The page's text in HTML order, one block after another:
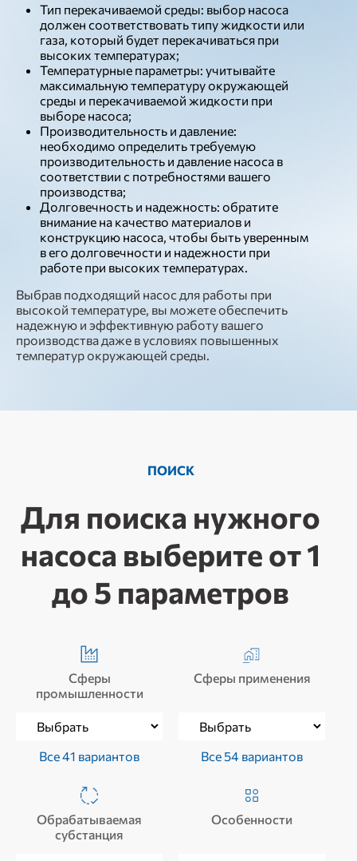
Тип перекачиваемой среды: выбор насоса
должен соответствовать типу жидкости или
газа, который будет перекачиваться при
высоких температурах;
Температурные параметры: учитывайте
максимальную температуру окружающей
среды и перекачиваемой жидкости при
выборе насоса;
Производительность и давление:
необходимо определить требуемую
производительность и давление насоса в
соответствии с потребностями вашего
производства;
Долговечность и надежность: обратите
внимание на качество материалов и
конструкцию насоса, чтобы быть уверенным
в его долговечности и надежности при
работе при высоких температурах.
Выбрав подходящий насос для работы при
высокой температуре, вы можете обеспечить
надежную и эффективную работу вашего
производства даже в условиях повышенных
температур окружающей среды.
ПОИСК
Для поиска нужного
насоса выберите от 1
до 5 параметров
Сферы
промышленности
Все 41 вариантов
Сферы применения
Все 54 вариантов
Обрабатываемая
субстанция
Особенности